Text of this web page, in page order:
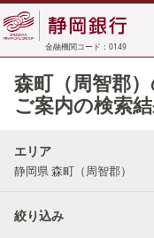
金融機関コード：0149
森町（周智郡
ご案内の検索
エリア
静岡県 森町（周智郡）
絞り込み